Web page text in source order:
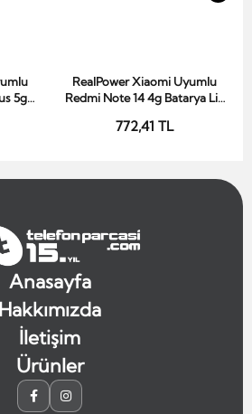
5g
Sepete Ekle
RealPower Xiaomi Uyumlu
Redmi Note 14 4g Batarya Li-
772,41 TL
Anasayfa
Hakkımızda
İletişim
Ürünler